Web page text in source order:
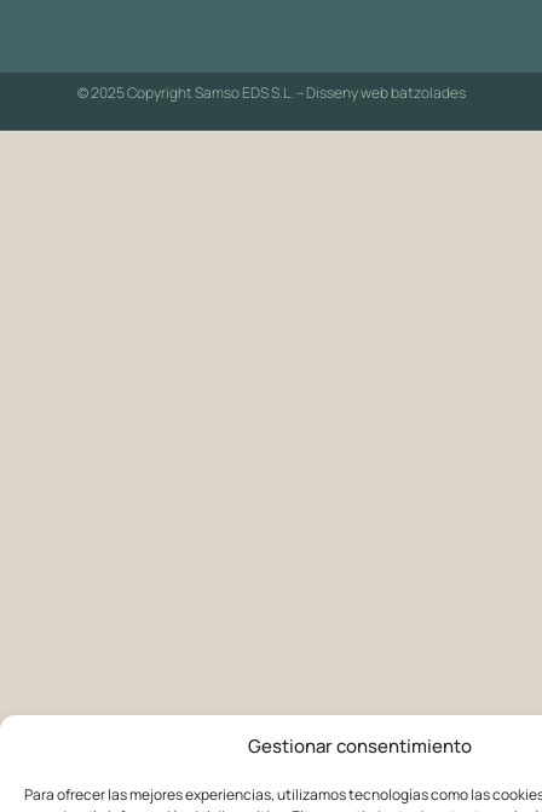
Gestionar consentimiento
Para ofrecer las mejores experiencias, utilizamos tecnologías como las
© 2025 Copyright Samso EDS S.L. – Disseny webbatzolades